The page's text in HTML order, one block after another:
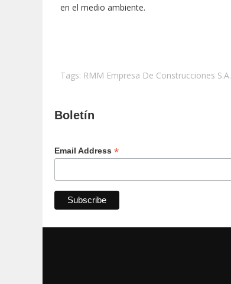
en el medio ambiente.
Tags: RMM Empresa De Construcciones S.A.
Boletín
Email Address *